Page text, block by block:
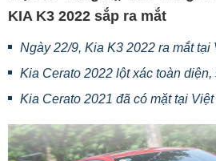
KIA K3 2022 sắp ra mắt
Ngày 22/9, Kia K3 2022 ra mắt tại
Kia Cerato 2022 lột xác toàn diện,
Kia Cerato 2021 đã có mặt tại